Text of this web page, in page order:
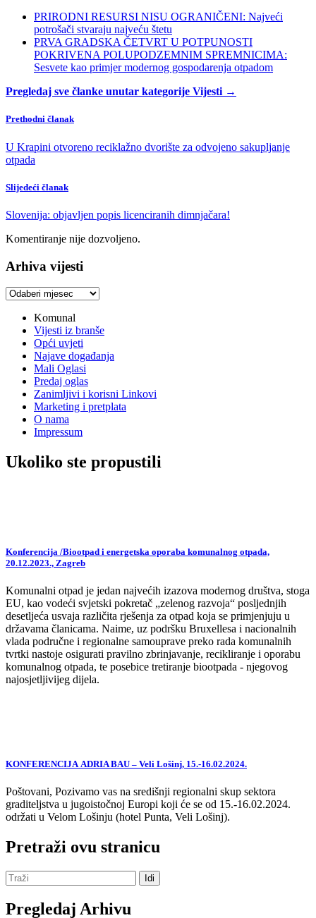
PRIRODNI RESURSI NISU OGRANIČENI: Najveći
potrošači stvaraju najveću štetu
PRVA GRADSKA ČETVRT U POTPUNOSTI
POKRIVENA POLUPODZEMNIM SPREMNICIMA:
Sesvete kao primjer modernog gospodarenja otpadom
Pregledaj sve članke unutar kategorije Vijesti →
Prethodni članak
U Krapini otvoreno reciklažno dvorište za odvojeno sakupljanje
otpada
Slijedeći članak
Slovenija: objavljen popis licenciranih dimnjačara!
Komentiranje nije dozvoljeno.
Arhiva vijesti
Arhiva
Komunal
Vijesti iz branše
Opći uvjeti
Najave događanja
Mali Oglasi
Predaj oglas
Zanimljivi i korisni Linkovi
Marketing i pretplata
O nama
Impressum
Ukoliko ste propustili
Konferencija /Biootpad i energetska oporaba komunalnog otpada,
20.12.2023., Zagreb
Komunalni otpad je jedan najvećih izazova modernog društva, stoga
EU, kao vodeći svjetski pokretač „zelenog razvoja“ posljednjih
desetljeća usvaja različita rješenja za otpad koja se primjenjuju u
državama članicama. Naime, uz podršku Bruxellesa i nacionalnih
vlada područne i regionalne samouprave preko rada komunalnih
tvrtki nastoje osigurati pravilno zbrinjavanje, recikliranje i oporabu
komunalnog otpada, te posebice tretiranje biootpada - njegovog
najosjetljivijeg dijela.
KONFERENCIJA ADRIA BAU – Veli Lošinj, 15.-16.02.2024.
Poštovani, Pozivamo vas na središnji regionalni skup sektora
graditeljstva u jugoistočnoj Europi koji će se od 15.-16.02.2024.
održati u Velom Lošinju (hotel Punta, Veli Lošinj).
Pretraži ovu stranicu
Pregledaj Arhivu